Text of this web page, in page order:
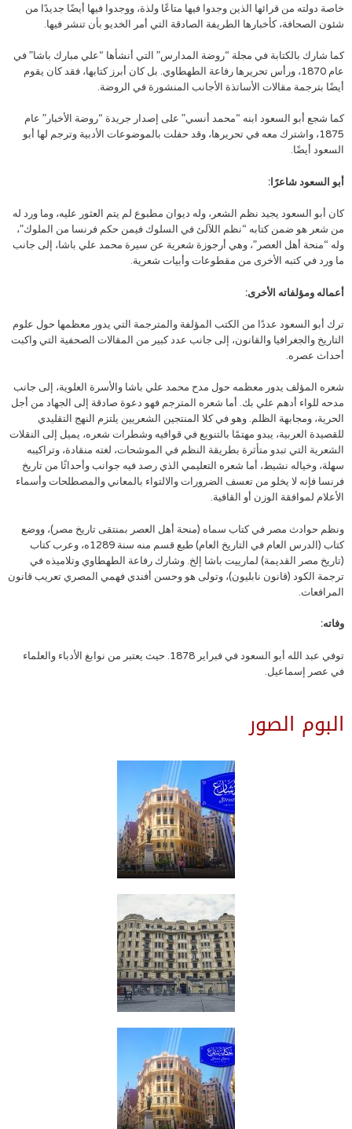
خاصة دولته من قرائها الذين وجدوا فيها متاعًا ولذة، ووجدوا فيها أيضًا جديدًا من
شئون الصحافة، كأخبارها الطريفة الصادقة التي أمر الخديو بأن تنشر فيها.
كما شارك بالكتابة في مجلة “روضة المدارس” التي أنشأها “علي مبارك باشا” في
عام 1870، ورأس تحريرها رفاعة الطهطاوي. بل كان أبرز كتابها، فقد كان يقوم
أيضًا بترجمة مقالات الأساتذة الأجانب المنشورة في الروضة.
كما شجع أبو السعود ابنه “محمد أنسي” على إصدار جريدة “روضة الأخبار” عام
1875، واشترك معه في تحريرها، وقد حفلت بالموضوعات الأدبية وترجم لها أبو
السعود أيضًا.
أبو السعود شاعرًا:
كان أبو السعود يجيد نظم الشعر، وله ديوان مطبوع لم يتم العثور عليه، وما ورد له
من شعر هو ضمن كتابه “نظم اللآلئ في السلوك فيمن حكم فرنسا من الملوك”،
وله “منحة أهل العصر”، وهي أرجوزة شعرية عن سيرة محمد علي باشا، إلى جانب
ما ورد في كتبه الأخرى من مقطوعات وأبيات شعرية.
أعماله ومؤلفاته الأخرى:
ترك أبو السعود عددًا من الكتب المؤلفة والمترجمة التي يدور معظمها حول علوم
التاريخ والجغرافيا والقانون، إلى جانب عدد كبير من المقالات الصحفية التي واكبت
أحداث عصره.
شعره المؤلف يدور معظمه حول مدح محمد علي باشا والأسرة العلوية، إلى جانب
مدحه للواء أدهم علي بك. أما شعره المترجم فهو دعوة صادقة إلى الجهاد من أجل
الحرية، ومجابهة الظلم. وهو في كلا المنتجين الشعريين يلتزم النهج التقليدي
للقصيدة العربية، يبدو مهتمًا بالتنويع في قوافيه وشطرات شعره، يميل إلى النقلات
الشعرية التي تبدو متأثرة بطريقة النظم في الموشحات، لغته منقادة، وتراكيبه
سهلة، وخياله نشيط، أما شعره التعليمي الذي رصد فيه جوانب وأحداثًا من تاريخ
فرنسا فإنه لا يخلو من تعسف الضرورات والالتواء بالمعاني والمصطلحات وأسماء
الأعلام لموافقة الوزن أو القافية.
ونظم حوادث مصر في كتاب سماه (منحة أهل العصر بمنتقى تاريخ مصر)، ووضع
كتاب (الدرس العام في التاريخ العام) طبع قسم منه سنة 1289ه، وعرب كتاب
(تاريخ مصر القديمة) لمارييت باشا إلخ. وشارك رفاعة الطهطاوي وتلاميذه في
ترجمة الكود (قانون نابليون)، وتولى هو وحسن أفندي فهمي المصري تعريب قانون
المرافعات.
وفاته:
توفي عبد الله أبو السعود في فبراير 1878. حيث يعتبر من نوابغ الأدباء والعلماء
في عصر إسماعيل.
البوم الصور